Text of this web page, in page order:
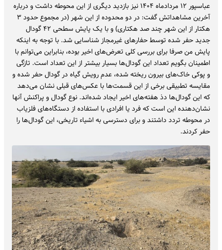
عباسپور ۱۲ مردادماه ۱۴۰۴ نیز بازدید دیگری از این محوطه داشت و درباره
آخرین مشاهداتش گفت: در دو محدوده از این شهر (در مجموع حدود ۳
هکتار از این شهر چند صد هکتاری) و با یک پایش سطحی ۴۲ گودال
جدید حفر شده توسط حفارهای غیرمجاز شناسایی شد. با توجه به اینکه
پایش من صرفا برای بررسی کلی تعرض‌های اخیر بوده، بنابراین می‌توانم با
اطمینان بگویم تعداد این گودال‌ها بسیار بیشتر از این تعداد است. تازگی
و پوکی خاک‌های بیرون ریخته شده، عدم رویش گیاه در گودال حفر شده و
مقایسه تطبیقی برخی از این قسمت‌ها با عکس‌های قبلی نشان می‌دهد
که این گودال‌ها دذ هفته‌های اخیر ایجاد شده‌اند. نوع گودال و پراکنش آنها
نشان‌دهنده این است که فرد یا افرادی با استفاده از دستگاه‌های فلزیاب
در محوطه تردد داشتند و برای دسترسی به اشیاء تاریخی، این گودال‌ها را
حفر کردند.